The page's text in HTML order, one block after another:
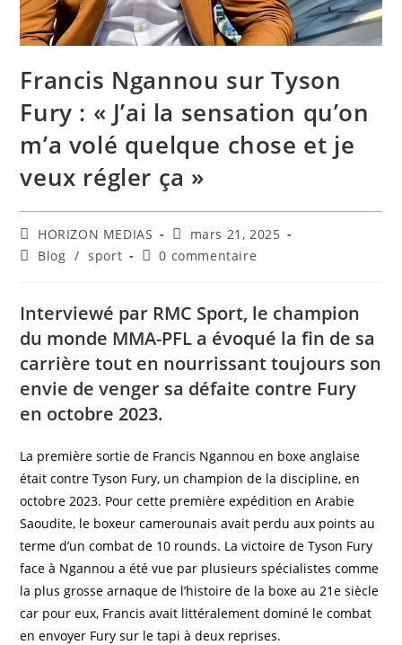
Francis Ngannou sur Tyson
Fury : « J’ai la sensation qu’on
m’a volé quelque chose et je
veux régler ça »
HORIZON MEDIAS
mars 21, 2025
Blog / sport 0 commentaire
Interviewé par RMC Sport, le champion
du monde MMA-PFL a évoqué la fin de sa
carrière tout en nourrissant toujours son
envie de venger sa défaite contre Fury
en octobre 2023.
La première sortie de Francis Ngannou en boxe anglaise
était contre Tyson Fury, un champion de la discipline, en
octobre 2023. Pour cette première expédition en Arabie
Saoudite, le boxeur camerounais avait perdu aux points au
terme d’un combat de 10 rounds. La victoire de Tyson Fury
face à Ngannou a été vue par plusieurs spécialistes comme
la plus grosse arnaque de l’histoire de la boxe au 21e siècle
car pour eux, Francis avait littéralement dominé le combat
en envoyer Fury sur le tapi à deux reprises.